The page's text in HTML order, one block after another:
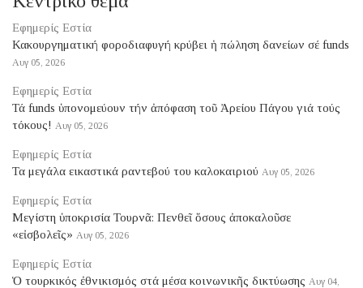
Εφημερίς Εστία
Κακουργηματική φοροδιαφυγή κρύβει ἡ πώληση δανείων σέ funds
Αυγ 05, 2026
Εφημερίς Εστία
Τά funds ὑπονομεύουν τήν ἀπόφαση τοῦ Ἀρείου Πάγου γιά τούς
τόκους! Αυγ 05, 2026
Εφημερίς Εστία
Τα μεγάλα εικαστικά ραντεβού του καλοκαιριού Αυγ 05, 2026
Εφημερίς Εστία
Μεγίστη ὑποκρισία Τουρνᾶ: Πενθεῖ ὅσους ἀποκαλοῦσε
«εἰσβολεῖς» Αυγ 05, 2026
Εφημερίς Εστία
Ὁ τουρκικός ἐθνικισμός στά μέσα κοινωνικῆς δικτύωσης Αυγ 04,